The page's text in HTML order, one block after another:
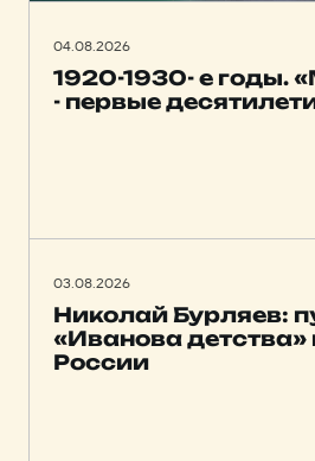
04.08.2026
1920-1930- е годы.
- первые
03.08.2026
Николай Бурляев:
«Иванова
России